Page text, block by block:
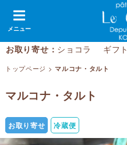
メニュー
お取り寄せ： ショコラ ギフト
トップページ >マルコナ・タルト
マルコナ・タルト
お取り寄せ 冷蔵便